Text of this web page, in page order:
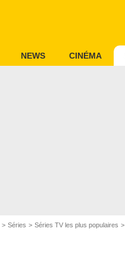
NEWS CINÉMA
Séries Séries TV les plus populaires